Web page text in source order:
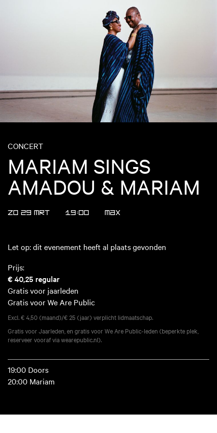
CONCERT
MARIAM SINGS
AMADOU & MARIAM
ZO 29 MRT 19:00 MAX
Let op: dit evenement heeft al plaats gevonden
Prijs:
€ 40,25 regular
Gratis voor jaarleden
Gratis voor We Are Public
Excl. € 4,50 (maand)/€ 25 (jaar) verplicht lidmaatschap.
Gratis voor Jaarleden, en gratis voor We Are Public-leden (beperkte plek,
reserveer vooraf via wearepublic.nl).
19:00 Doors
20:00 Mariam